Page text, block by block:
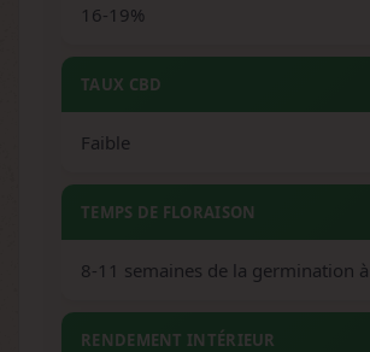
16-19%
TAUX CBD
Faible
TEMPS DE FLORAISON
8-11 semaines de la germination
RENDEMENT INTÉRIEUR